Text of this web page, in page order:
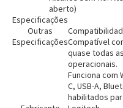
aberto)
Especificações
Outras
EspecificaçõesCompatível
quase todas
operacionais.
Funciona com
C, USB-A,
habilitados